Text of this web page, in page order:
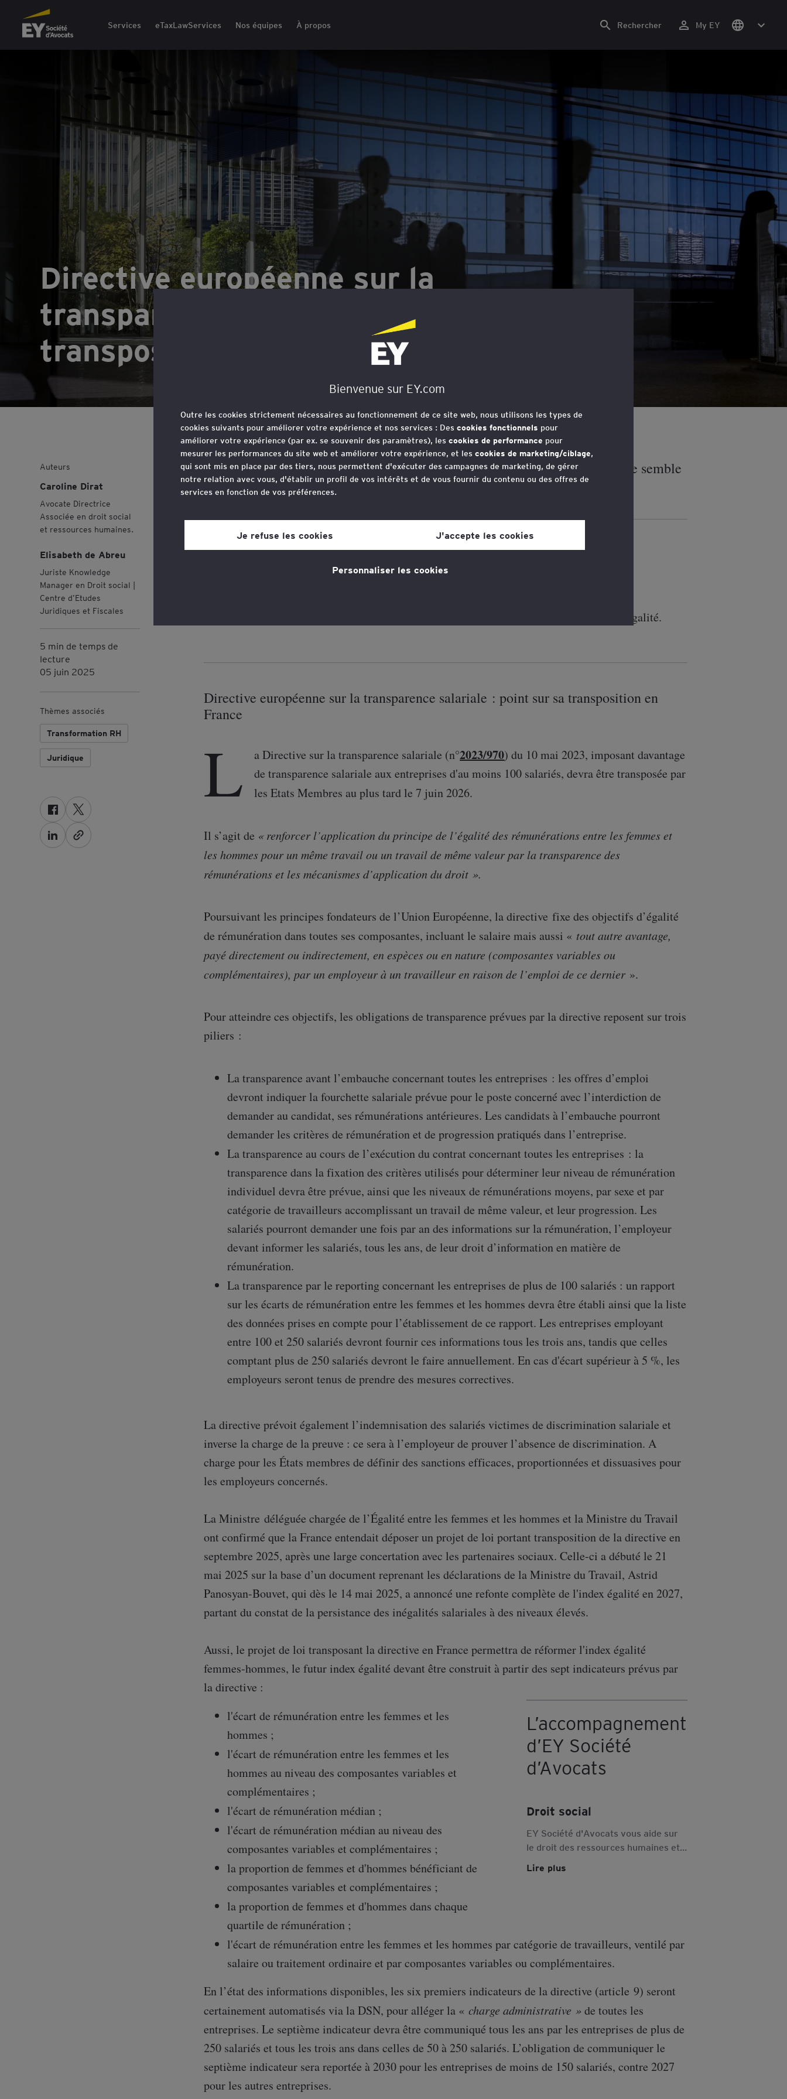
EY Société d'Avocats
Services eTaxLawServices Nos équipes À propos Rechercher My EY
Directive européenne sur la
transparence salariale : point sur sa
transposition en France
Auteurs
Caroline Dirat
Avocate Directrice
Associée en droit social
et ressources humaines.
Elisabeth de Abreu
Juriste Knowledge
Manager en Droit social |
Centre d’Etudes
Juridiques et Fiscales
5 min de temps de
lecture
05 juin 2025
Thèmes associés
Transformation RH
Juridique
F
c
T
w
i
L
La transposition en droit français de la directive sur la transparence salariale semble
bien engagée afin de respecter les délais imposés.
Au sommaire :
La transposition en droit français prévoit notamment la refonte complète de l’index égalité.
Directive européenne sur la transparence salariale : point sur sa transposition en
France
L a Directive sur la transparence salariale (n°2023/970) du 10 mai 2023, imposant davantage
de transparence salariale aux entreprises d'au moins 100 salariés, devra être transposée par
les Etats Membres au plus tard le 7 juin 2026.
Il s’agit de « renforcer l’application du principe de l’égalité des rémunérations entre les femmes et
les hommes pour un même travail ou un travail de même valeur par la transparence des
rémunérations et les mécanismes d’application du droit ».
Poursuivant les principes fondateurs de l’Union Européenne, la directive fixe des objectifs d’égalité
de rémunération dans toutes ses composantes, incluant le salaire mais aussi « tout autre avantage,
payé directement ou indirectement, en espèces ou en nature (composantes variables ou
complémentaires), par un employeur à un travailleur en raison de l’emploi de ce dernier ».
Pour atteindre ces objectifs, les obligations de transparence prévues par la directive reposent sur trois
piliers :
La transparence avant l’embauche concernant toutes les entreprises : les offres d’emploi
devront indiquer la fourchette salariale prévue pour le poste concerné avec l’interdiction de
demander au candidat, ses rémunérations antérieures. Les candidats à l’embauche pourront
demander les critères de rémunération et de progression pratiqués dans l’entreprise.
La transparence au cours de l’exécution du contrat concernant toutes les entreprises : la
transparence dans la fixation des critères utilisés pour déterminer leur niveau de rémunération
individuel devra être prévue, ainsi que les niveaux de rémunérations moyens, par sexe et par
catégorie de travailleurs accomplissant un travail de même valeur, et leur progression. Les
salariés pourront demander une fois par an des informations sur la rémunération, l’employeur
devant informer les salariés, tous les ans, de leur droit d’information en matière de
rémunération.
La transparence par le reporting concernant les entreprises de plus de 100 salariés : un rapport
sur les écarts de rémunération entre les femmes et les hommes devra être établi ainsi que la liste
des données prises en compte pour l’établissement de ce rapport. Les entreprises employant
entre 100 et 250 salariés devront fournir ces informations tous les trois ans, tandis que celles
comptant plus de 250 salariés devront le faire annuellement. En cas d'écart supérieur à 5 %, les
employeurs seront tenus de prendre des mesures correctives.
L’accompagnement
d’EY Société
d’Avocats
Droit social
EY Société d'Avocats vous aide sur
le droit des ressources humaines et
restructurations, fusions et reprises
Lire plus
La directive prévoit également l’indemnisation des salariés victimes de discrimination salariale et
inverse la charge de la preuve : ce sera à l’employeur de prouver l’absence de discrimination. A
charge pour les États membres de définir des sanctions efficaces, proportionnées et dissuasives pour
les employeurs concernés.
La Ministre déléguée chargée de l’Égalité entre les femmes et les hommes et la Ministre du Travail
ont confirmé que la France entendait déposer un projet de loi portant transposition de la directive en
septembre 2025, après une large concertation avec les partenaires sociaux. Celle-ci a débuté le 21
mai 2025 sur la base d’un document reprenant les déclarations de la Ministre du Travail, Astrid
Panosyan-Bouvet, qui dès le 14 mai 2025, a annoncé une refonte complète de l'index égalité en 2027,
partant du constat de la persistance des inégalités salariales à des niveaux élevés.
Aussi, le projet de loi transposant la directive en France permettra de réformer l'index égalité
femmes-hommes, le futur index égalité devant être construit à partir des sept indicateurs prévus par
la directive :
l'écart de rémunération entre les femmes et les
hommes ;
l'écart de rémunération entre les femmes et les
hommes au niveau des composantes variables et
complémentaires ;
l'écart de rémunération médian ;
l'écart de rémunération médian au niveau des
composantes variables et complémentaires ;
la proportion de femmes et d'hommes bénéficiant de
composantes variables et complémentaires ;
la proportion de femmes et d'hommes dans chaque
quartile de rémunération ;
l'écart de rémunération entre les femmes et les hommes par catégorie de travailleurs, ventilé par
salaire ou traitement ordinaire et par composantes variables ou complémentaires.
En l’état des informations disponibles, les six premiers indicateurs de la directive (article 9) seront
certainement automatisés via la DSN, pour alléger la «charge administrative » de toutes les
entreprises. Le septième indicateur devra être communiqué tous les ans par les entreprises de plus de
250 salariés et tous les trois ans dans celles de 50 à 250 salariés. L’obligation de communiquer le
septième indicateur sera reportée à 2030 pour les entreprises de moins de 150 salariés, contre 2027
pour les autres entreprises.
Bienvenue sur EY.com
Outre les cookies strictement nécessaires au fonctionnement de ce site web, nous utilisons les types de
cookies suivants pour améliorer votre expérience et nos services : Des cookies fonctionnels pour
améliorer votre expérience (par ex. se souvenir des paramètres), les cookies de performance pour
mesurer les performances du site web et améliorer votre expérience, et les cookies de marketing/ciblage,
qui sont mis en place par des tiers, nous permettent d'exécuter des campagnes de marketing, de gérer
notre relation avec vous, d'établir un profil de vos intérêts et de vous fournir du contenu ou des offres de
services en fonction de vos préférences.
site web, grâce à un lien dans la politique en matière de cookies, que vous trouverez au bas de chaque
politique en matière de cookiespour plus d'informations."
Je refuse les cookies J'accepte les cookies
Personnaliser les cookies